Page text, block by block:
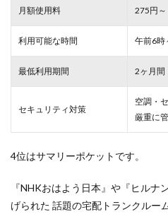
月額使用料 275円～
利用可能な時間 午前6時
最低利用期間 2ヶ月間
セキュリティ対策
空調・
厳重に
4位はサマリーポケットです。
『NHKおはよう日本』や『ヒルナ
げられた 話題の宅配トランクルー